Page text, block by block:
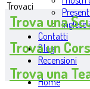
Inglese
Contatti
Blog
Recensioni
Home
Trovaci
Trova una
Trova un
Trova una